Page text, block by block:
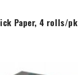
Paper, 4 rolls/pk